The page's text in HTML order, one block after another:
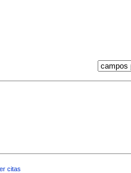
citas